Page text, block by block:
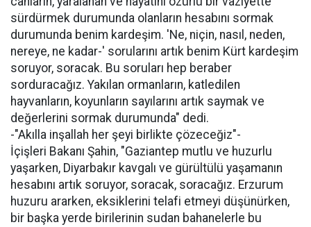
sürdürmek durumunda olanların hesabını sormak
durumunda benim kardeşim. 'Ne, niçin, nasıl, neden,
nereye, ne kadar-' sorularını artık benim Kürt kardeşim
soruyor, soracak. Bu soruları hep beraber
sorduracağız. Yakılan ormanların, katledilen
hayvanların, koyunların sayılarını artık saymak ve
değerlerini sormak durumunda" dedi.
-"Akılla inşallah her şeyi birlikte çözeceğiz"-
İçişleri Bakanı Şahin, "Gaziantep mutlu ve huzurlu
yaşarken, Diyarbakır kavgalı ve gürültülü yaşamanın
hesabını artık soruyor, soracak, soracağız. Erzurum
huzuru ararken, eksiklerini telafi etmeyi düşünürken,
bir başka yerde birilerinin sudan bahanelerle bu